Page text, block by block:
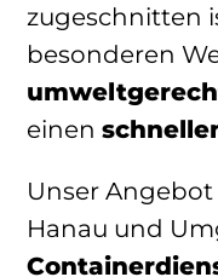
zugeschnitten
besonderen
einen
Unser
Hanau und